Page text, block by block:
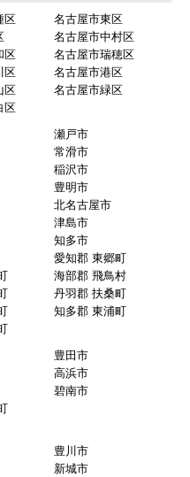
区
名古屋市東区
名古屋市中村区
区
名古屋市瑞穂区
区
名古屋市港区
区
名古屋市緑区
区
瀬戸市
常滑市
稲沢市
豊明市
北名古屋市
津島市
知多市
愛知郡 東郷町
海部郡 飛鳥村
丹羽郡 扶桑町
知多郡 東浦町
豊田市
高浜市
碧南市
豊川市
新城市